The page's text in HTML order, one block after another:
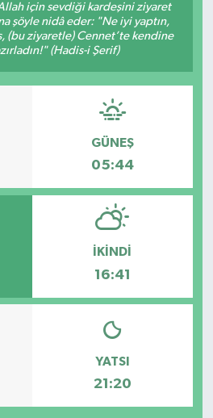
için sevdiği kardeşini ziyaret
şöyle nidâ eder: "Ne iyi yaptın,
(bu ziyaretle) Cennet’te kendine
(Hadis-i Şerif)
GÜNEŞ
05:44
İKINDI
16:41
YATSI
21:20